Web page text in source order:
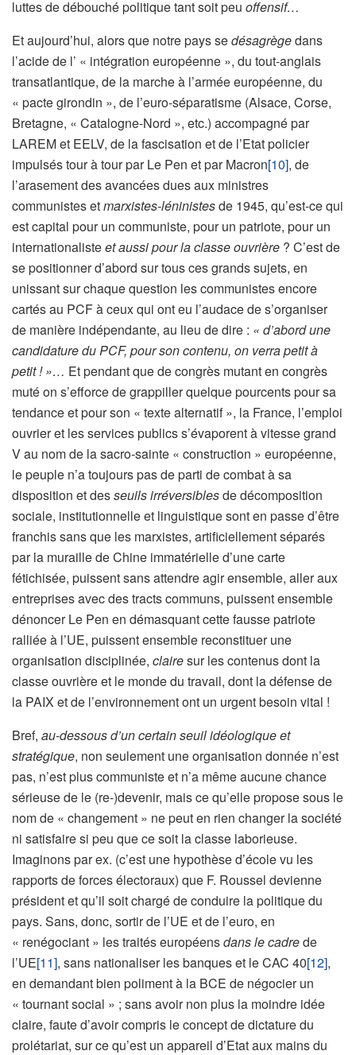
luttes de débouché politique tant soit peu offensif…
Et aujourd’hui, alors que notre pays sedésagrègedans
l’acide de l’ « intégration européenne », du tout-anglais
transatlantique, de la marche à l’armée européenne, du
« pacte girondin », de l’euro-séparatisme (Alsace, Corse,
Bretagne, « Catalogne-Nord », etc.) accompagné par
LAREM et EELV, de la fascisation et de l’Etat policier
impulsés tour à tour par Le Pen et par Macron[10], de
l’arasement des avancées dues aux ministres
communistes etmarxistes-léninistesde 1945, qu’est-ce qui
est capital pour un communiste, pour un patriote, pour un
internationalisteet aussi pour la classe ouvrière ? C’est de
se positionner d’abord sur tous ces grands sujets, en
unissant sur chaque question les communistes encore
cartés au PCF à ceux qui ont eu l’audace de s’organiser
de manière indépendante, au lieu de dire : « d’abord une
candidature du PCF, pour son contenu, on verra petit à
petit ! »… Et pendant que de congrès mutant en congrès
muté on s’efforce de grappiller quelque pourcents pour sa
tendance et pour son « texte alternatif », la France, l’emploi
ouvrier et les services publics s’évaporent à vitesse grand
V au nom de la sacro-sainte « construction » européenne,
le peuple n’a toujours pas de parti de combat à sa
disposition et desseuils irréversiblesde décomposition
sociale, institutionnelle et linguistique sont en passe d’être
franchis sans que les marxistes, artificiellement séparés
par la muraille de Chine immatérielle d’une carte
fétichisée, puissent sans attendre agir ensemble, aller aux
entreprises avec des tracts communs, puissent ensemble
dénoncer Le Pen en démasquant cette fausse patriote
ralliée à l’UE, puissent ensemble reconstituer une
organisation disciplinée, clairesur les contenus dont la
classe ouvrière et le monde du travail, dont la défense de
la PAIX et de l’environnement ont un urgent besoin vital !
Bref, au-dessous d’un certain seuil idéologique et
stratégique, non seulement une organisation donnée n’est
pas, n’est plus communiste et n’a même aucune chance
sérieuse de le (re-)devenir, mais ce qu’elle propose sous le
nom de « changement » ne peut en rien changer la société
ni satisfaire si peu que ce soit la classe laborieuse.
Imaginons par ex. (c’est une hypothèse d’école vu les
rapports de forces électoraux) que F. Roussel devienne
président et qu’il soit chargé de conduire la politique du
pays. Sans, donc, sortir de l’UE et de l’euro, en
« renégociant » les traités européensdans le cadrede
l’UE[11], sans nationaliser les banques et le CAC 40[12],
en demandant bien poliment à la BCE de négocier un
« tournant social » ; sans avoir non plus la moindre idée
claire, faute d’avoir compris le concept de dictature du
prolétariat, sur ce qu’est un appareil d’Etat aux mains du